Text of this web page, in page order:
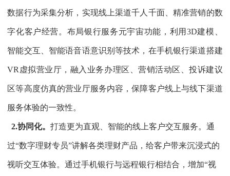
数据行为采集分析，实现线上渠道千人千面、精准营销的数
字化客户经营。布局银行服务元宇宙功能，利用3D建模、
智能交互、智能语音语意识别等技术，在手机银行渠道搭建
VR虚拟营业厅，融入业务办理区、营销活动区、投诉建议
区等高度仿真的营业厅服务内容，保障客户线上与线下渠道
服务体验的一致性。
2.协同化。打造更为直观、智能的线上客户交互服务。通
过“数字理财专员”讲解各类理财产品，给客户带来沉浸式的
视听交互体验。通过手机银行与远程银行相结合，增加“视